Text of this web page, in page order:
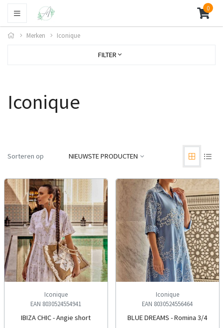
0
Merken Iconique
FILTER
Iconique
Sorteren op NIEUWSTE PRODUCTEN
Iconique
EAN 8030524554941
IBIZA CHIC - Angie short
Iconique
EAN 8030524556464
BLUE DREAMS - Romina 3/4